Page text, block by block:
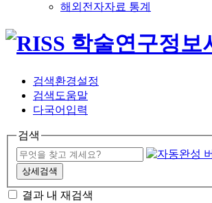
해외전자자료 통계
검색환경설정
검색도움말
다국어입력
검색
상세검색
결과 내 재검색